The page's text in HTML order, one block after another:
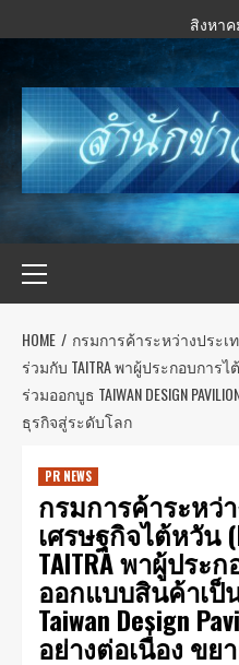
สิงหาค
HOME
กรมการค้าระหว่างประเ
ร่วมกับ TAITRA พาผู้ประกอบกา
ร่วมออกบูธ TAIWAN DESIGN
ธุรกิจสู่ระดับโลก
PR NEWS
กรมการค้าระหว่
เศรษฐกิจไต้หวัน
TAITRA พาผู้ปร
ออกแบบสินค้าเป็
Taiwan Design
อย่างต่อเนื่อง ข